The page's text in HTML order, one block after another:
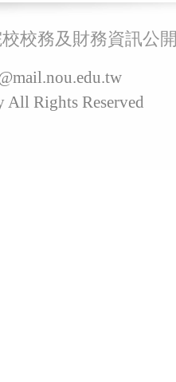
校務及財務資訊公開
Rights Reserved